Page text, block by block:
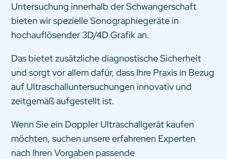
Untersuchung innerhalb der Schwangerschaft
bieten wir spezielle Sonographiegeräte in
hochauflösender 3D/4D Grafik an.
Das bietet zusätzliche diagnostische Sicherheit
und sorgt vor allem dafür, dass Ihre Praxis in Bezug
auf Ultraschalluntersuchungen innovativ und
zeitgemäß aufgestellt ist.
Wenn Sie ein Doppler Ultraschallgerät kaufen
möchten, suchen unsere erfahrenen Experten
nach Ihren Vorgaben passende